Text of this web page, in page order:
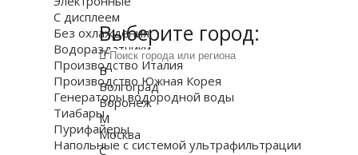
С дисплеем
Без охлаждения
Водораздатчики
Производство Италия
Производство Южная Корея
Генераторы водородной воды
Тиабары
Пурифайеры
Напольные с системой ультрафильтрации
Выберите город:
В
Волгоград
Воронеж
М
Москва
С